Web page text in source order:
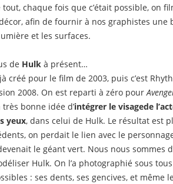
chaque fois que c’était possible, on
afin de fournir à nos graphistes une
et les surfaces.
de Hulk à présent…
créé pour le film de 2003, puis c’est
2008. On est reparti à zéro pour
bonne idée d’intégrer le visagede
yeux, dans celui de Hulk. Le résultat est
on perdait le lien avec le
le géant vert. Nous nous sommes
Hulk. On l’a photographié sous
: ses dents, ses gencives, et même